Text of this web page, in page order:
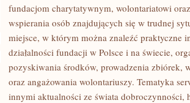
PISANIE
WNIOSKÓW
fundacjom charytatywnym, wolontariatowi
wspierania osób znajdujących się w trudnej
miejsce, w którym można znaleźć praktyczne
działalności fundacji w Polsce i na świecie,
pozyskiwania środków, prowadzenia zbiórek,
oraz angażowania wolontariuszy. Tematyka
innymi aktualności ze świata dobroczynności,